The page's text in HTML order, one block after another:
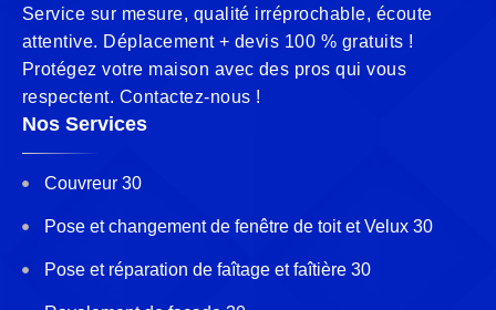
Service sur mesure, qualité irréprochable, écoute
attentive. Déplacement + devis 100 % gratuits !
Protégez votre maison avec des pros qui vous
respectent. Contactez-nous !
Nos Services
Couvreur 30
Pose et changement de fenêtre de toit et Velux 30
Pose et réparation de faîtage et faîtière 30